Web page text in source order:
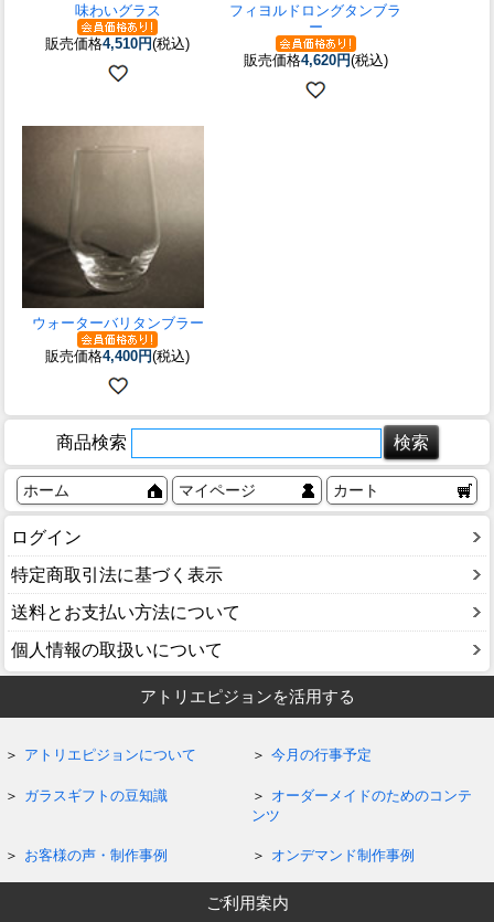
味わいグラス
販売価格4,510円(税込)
フィヨルドロングタンブラ
ー
販売価格4,620円(税込)
ウォーターバリタンブラー
販売価格4,400円(税込)
商品検索
ホーム マイページ カート
ログイン
特定商取引法に基づく表示
送料とお支払い方法について
個人情報の取扱いについて
アトリエピジョンを活用する
アトリエピジョンについて 今月の行事予定
ガラスギフトの豆知識
オーダーメイドのためのコンテ
ンツ
お客様の声・制作事例 オンデマンド制作事例
ご利用案内